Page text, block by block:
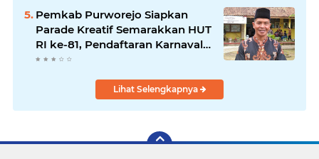
Pemkab Purworejo Siapkan
Parade Kreatif Semarakkan HUT
RI ke-81, Pendaftaran Karnaval
Resmi Dibuka
Lihat Selengkapnya